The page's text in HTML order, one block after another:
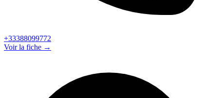
+33388099772
Voir la fiche →